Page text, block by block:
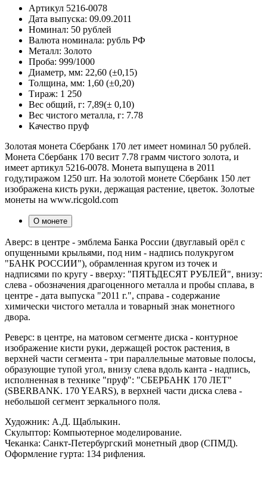
Артикул 5216-0078
Дата выпуска: 09.09.2011
Номинал: 50 рублей
Валюта номинала: рубль РФ
Металл: Золото
Проба: 999/1000
Диаметр, мм: 22,60 (±0,15)
Толщина, мм: 1,60 (±0,20)
Тираж: 1 250
Вес общий, г: 7,89(± 0,10)
Вес чистого металла, г: 7.78
Качество пруф
Золотая монета Сбербанк 170 лет имеет номинал 50 рублей.
Монета Сбербанк 170 весит 7.78 грамм чистого золота, и
имеет артикул 5216-0078. Монета выпущена в 2011
году,тиражом 1250 шт. На золотой монете Сбербанк 150 лет
изображена кисть руки, держащая растение, цветок. Золотые
монеты на www.ricgold.com
О монете
Аверс: в центре - эмблема Банка России (двуглавый орёл с
опущенными крыльями, под ним - надпись полукругом
"БАНК РОССИИ"), обрамленная кругом из точек и
надписями по кругу - вверху: "ПЯТЬДЕСЯТ РУБЛЕЙ", внизу:
слева - обозначения драгоценного металла и пробы сплава, в
центре - дата выпуска "2011 г.", справа - содержание
химически чистого металла и товарный знак монетного
двора.
Реверс: в центре, на матовом сегменте диска - контурное
изображение кисти руки, держащей росток растения, в
верхней части сегмента - три параллельные матовые полосы,
образующие тупой угол, внизу слева вдоль канта - надпись,
исполненная в технике "пруф": "СБЕРБАНК 170 ЛЕТ"
(SBERBANK. 170 YEARS), в верхней части диска слева -
небольшой сегмент зеркального поля.
Художник: А.Д. Щаблыкин.
Скульптор: Компьютерное моделирование.
Чеканка: Санкт-Петербургский монетный двор (СПМД).
Оформление гурта: 134 рифления.